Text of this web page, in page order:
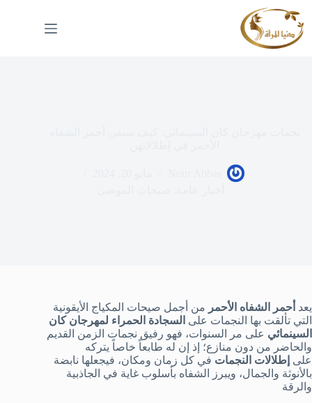
إلى
المحتوى
يعد أحمر الشفاه الأحمر من أجمل صيحات المكياج الأيقونية
التي تألقت بها النجمات على السجادة الحمراء لمهرجان كان
السينمائي على مر السنوات، فهو رفيق نجمات الزمن القديم
والحاضر من دون منازع؛ إذ إن له طابعاً خاصاً يتركه
على إطلالات النجمات في كل زمان ومكان، فيجعلها نابضة
بالأنوثة والجمال، ويبرز الشفاه بأسلوب غاية في الجاذبية
والرقة